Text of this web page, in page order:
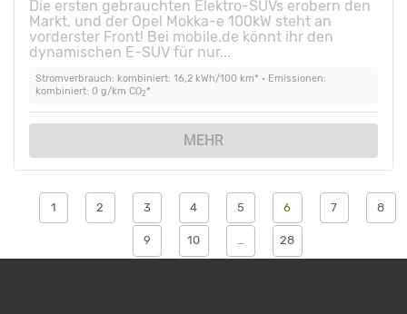
Die ersten gebrauchten Elektro-SUVs erobern den
Markt, und der Opel Mokka-e 100kW steht an
vorderster Front! Bei mobile.de könnt ihr den
dynamischen E-SUV für nur...
Stromverbrauch: kombiniert: 16,2 kWh/100 km* • Emissionen:
kombiniert: 0 g/km CO2*
MEHR
1 2 3 4 5 6 7 8
9 10 … 28